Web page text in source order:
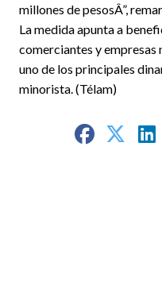
millones de pesosÂ”,
La medida apunta a
comerciantes y empresas
uno de los principales
minorista. (Télam)